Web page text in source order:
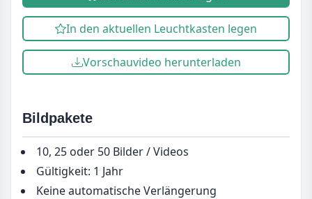
In den aktuellen Leuchtkasten legen
Vorschauvideo herunterladen
Bildpakete
10, 25 oder 50 Bilder / Videos
Gültigkeit: 1 Jahr
Keine automatische Verlängerung